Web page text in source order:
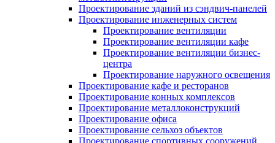
Проектирование зданий из сэндвич-панелей
Проектирование инженерных систем
Проектирование вентиляции
Проектирование вентиляции кафе
Проектирование вентиляции бизнес-
центра
Проектирование наружного освещения
Проектирование кафе и ресторанов
Проектирование конных комплексов
Проектирование металлоконструкций
Проектирование офиса
Проектирование сельхоз объектов